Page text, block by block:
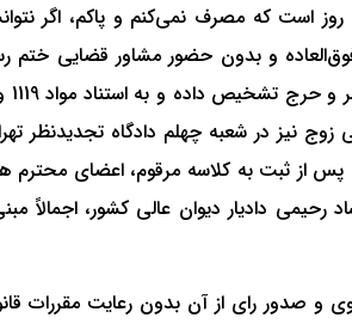
است که مصرف نمی‌کنم و پاکم، اگر
پس از ثبت به کلاسه مرقوم، اعضای
دادیار دیوان عالی کشور، اجمالاً
و صدور رای از آن بدون رعایت مقررات